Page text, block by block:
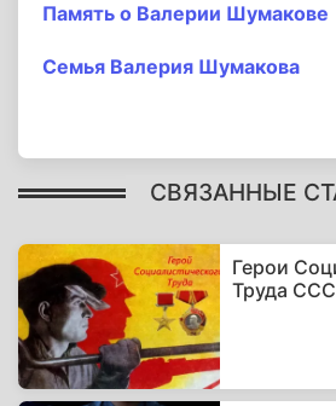
Память о Валерии Шумакове
Семья Валерия Шумакова
СВЯЗАННЫЕ
Герои
Труда